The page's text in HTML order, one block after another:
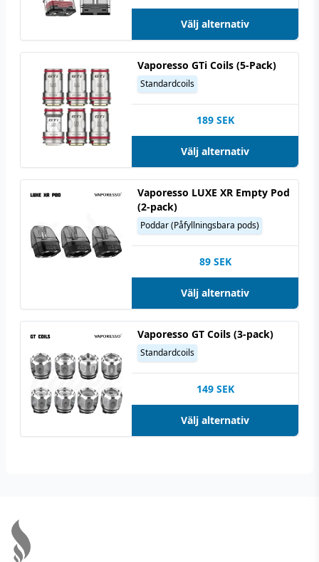
Välj alternativ
Vaporesso GTi Coils (5-Pack)
Standardcoils
189 SEK
Välj alternativ
Vaporesso LUXE XR Empty Pod
(2-pack)
Poddar (Påfyllningsbara pods)
89 SEK
Välj alternativ
Vaporesso GT Coils (3-pack)
Standardcoils
149 SEK
Välj alternativ